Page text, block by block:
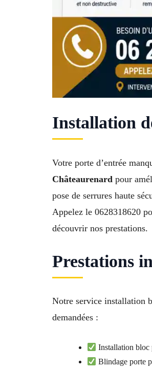
Installation
Votre porte d’entrée
Châteaurenard pour
pose de serrures haute
Appelez le 0628318620
découvrir nos prestations.
Prestations
Notre service installation
demandées :
Installation bloc
Blindage porte